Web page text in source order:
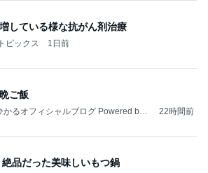
している様な抗がん剤治療
ピックス 1日前
ご飯
かるオフィシャルブログ Powered by
22時間前
品だった美味しいもつ鍋